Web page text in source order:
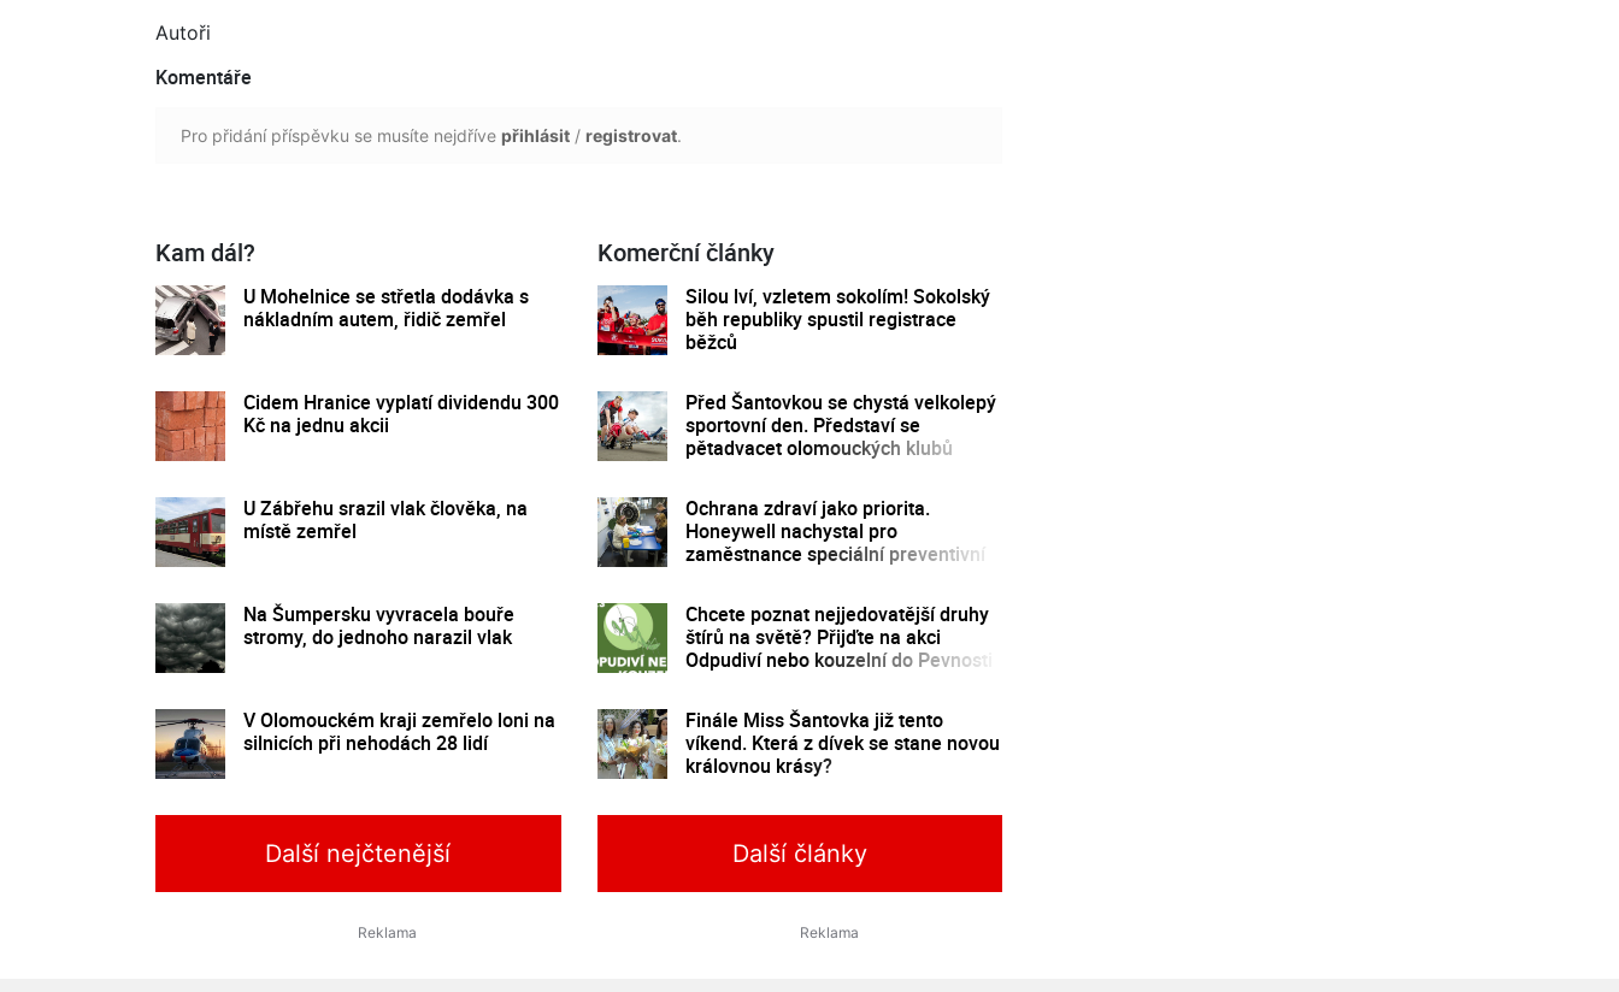
Autoři
Komentáře
Pro přidání příspěvku se musíte nejdříve přihlásit / registrovat.
Kam dál?
U Mohelnice se střetla dodávka s
nákladním autem, řidič zemřel
Cidem Hranice vyplatí dividendu 300
Kč na jednu akcii
U Zábřehu srazil vlak člověka, na
místě zemřel
Na Šumpersku vyvracela bouře
stromy, do jednoho narazil vlak
V Olomouckém kraji zemřelo loni na
silnicích při nehodách 28 lidí
Komerční články
Silou lví, vzletem sokolím! Sokolský
běh republiky spustil registrace
běžců
Před Šantovkou se chystá velkolepý
sportovní den. Představí se
pětadvacet olomouckých klubů
Ochrana zdraví jako priorita.
Honeywell nachystal pro
zaměstnance speciální preventivní
Chcete poznat nejjedovatější druhy
štírů na světě? Přijďte na akci
Odpudiví nebo kouzelní do Pevnosti
Finále Miss Šantovka již tento
víkend. Která z dívek se stane novou
královnou krásy?
Další nejčtenější Další články